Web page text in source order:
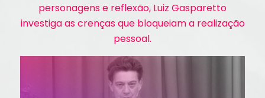
personagens e reflexão, Luiz Gasparetto
investiga as crenças que bloqueiam a realização
pessoal.